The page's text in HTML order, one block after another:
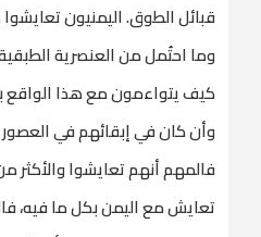
قبائل الطوق. اليمنيون
وما احتُمل من العنصرية
كيف يتواءمون مع هذا الواقع
وأن كان في إبقائهم في
فالمهم أنهم تعايشوا
تعايش مع اليمن بكل ما فيه،